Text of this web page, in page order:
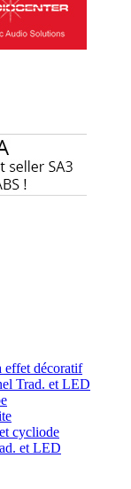
effet décoratif
Trad. et LED
cycliode
et LED